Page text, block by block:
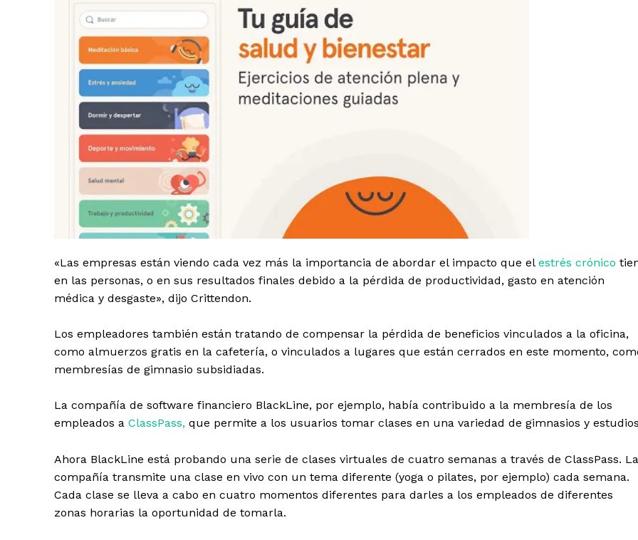
«Las empresas están viendo cada vez más la importancia de abordar el impacto que el estrés crónico
en las personas, o en sus resultados finales debido a la pérdida de productividad, gasto en atención
médica y desgaste», dijo Crittendon.
Los empleadores también están tratando de compensar la pérdida de beneficios vinculados a la oficina,
como almuerzos gratis en la cafetería, o vinculados a lugares que están cerrados en este momento,
membresías de gimnasio subsidiadas.
La compañía de software financiero BlackLine, por ejemplo, había contribuido a la membresía de los
empleados a ClassPass, que permite a los usuarios tomar clases en una variedad de gimnasios y
Ahora BlackLine está probando una serie de clases virtuales de cuatro semanas a través de ClassPass. La
compañía transmite una clase en vivo con un tema diferente (yoga o pilates, por ejemplo) cada semana.
Cada clase se lleva a cabo en cuatro momentos diferentes para darles a los empleados de diferentes
zonas horarias la oportunidad de tomarla.